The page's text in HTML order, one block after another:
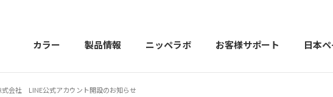
カラー 製品情報 ニッペラボ お客様サポート 日本
式会社 LINE公式アカウント開設のお知らせ